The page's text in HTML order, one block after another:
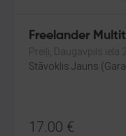
Freelander
Preiļi, Daugavpils iela 2
Stāvoklis Jauns
17.00 €